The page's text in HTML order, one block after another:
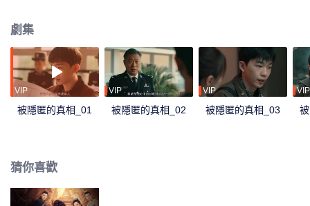
聯繫；在城內造成重大惡劣影響的偷狗二人組接連不斷地引起事端，誤食有毒
食品的老人小孩激化社會矛盾，而他們背後似乎與“老白”還有著千絲萬縷的關
聯；本地頗具盛名的鴻運餐廳老闆王力失手殺人；以及那莫名消失的流浪
漢……在這種種謎團的背後，年輕正義的唐堂逐漸解開了真相，可這時，青梅
竹馬卻遭到綁架，其背後的始作俑者，竟是……
劇集
VIP
被隱匿的真相_01
VIP
被隱匿的真相_02
VIP
被隱匿的真相_03
VIP
猜你喜歡